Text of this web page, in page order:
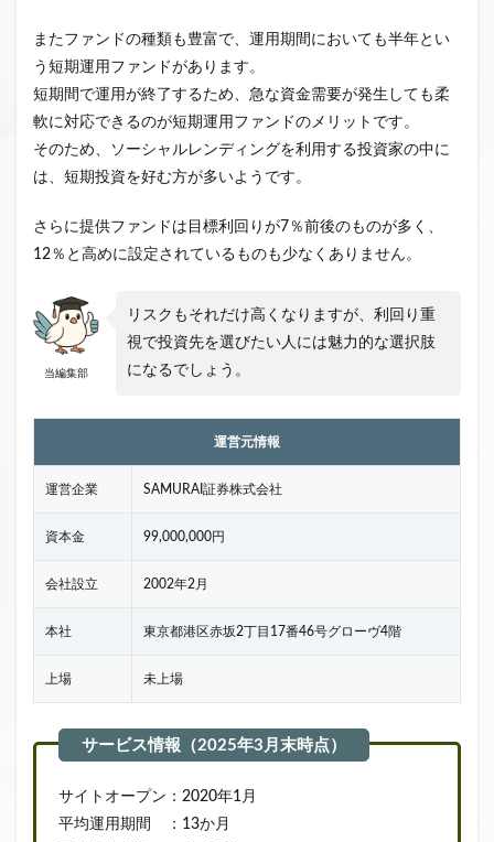
またファンドの種類も豊富で、運用期間においても半年とい
う短期運用ファンドがあります。
短期間で運用が終了するため、急な資金需要が発生しても柔
軟に対応できるのが短期運用ファンドのメリットです。
そのため、ソーシャルレンディングを利用する投資家の中に
は、短期投資を好む方が多いようです。
さらに提供ファンドは目標利回りが7％前後のものが多く、
12％と高めに設定されているものも少なくありません。
当編集部
リスクもそれだけ高くなりますが、利回り重
視で投資先を選びたい人には魅力的な選択肢
になるでしょう。
運営元情報
運営企業 SAMURAI証券株式会社
資本金 99,000,000円
会社設立 2002年2月
本社 東京都港区赤坂2丁目17番46号グローヴ4階
上場 未上場
サイトオープン：2020年1月
平均運用期間 ：13か月